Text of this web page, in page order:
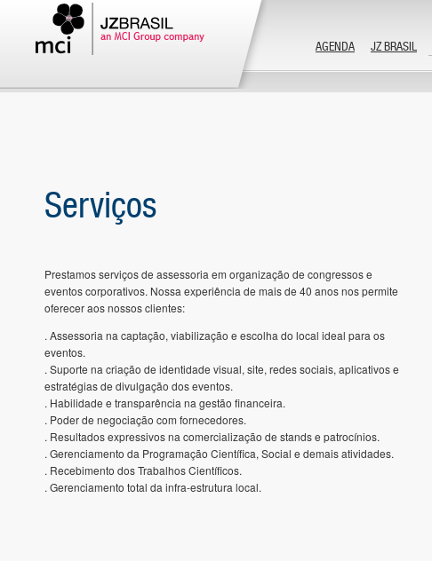
AGENDA JZ BRASIL
Serviços
Prestamos serviços de assessoria em organização de congressos e
eventos corporativos. Nossa experiência de mais de 40 anos nos permite
oferecer aos nossos clientes:
. Assessoria na captação, viabilização e escolha do local ideal para os
eventos.
. Suporte na criação de identidade visual, site, redes sociais, aplicativos e
estratégias de divulgação dos eventos.
. Habilidade e transparência na gestão financeira.
. Poder de negociação com fornecedores.
. Resultados expressivos na comercialização de stands e patrocínios.
. Gerenciamento da Programação Científica, Social e demais atividades.
. Recebimento dos Trabalhos Científicos.
. Gerenciamento total da infra-estrutura local.